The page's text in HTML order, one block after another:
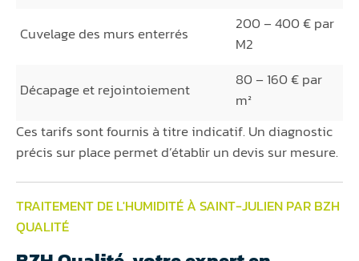
Cuvelage des murs enterrés
200 – 400 € par
M2
Décapage et rejointoiement
80 – 160 € par
m²
Ces tarifs sont fournis à titre indicatif. Un diagnostic
précis sur place permet d’établir un devis sur mesure.
TRAITEMENT DE L'HUMIDITÉ À SAINT-JULIEN PAR BZH
QUALITÉ